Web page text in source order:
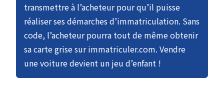
transmettre à l’acheteur pour qu’il puisse
réaliser ses démarches d’immatriculation. Sans
code, l’acheteur pourra tout de même obtenir
sa carte grise sur immatriculer.com. Vendre
une voiture devient un jeu d’enfant !